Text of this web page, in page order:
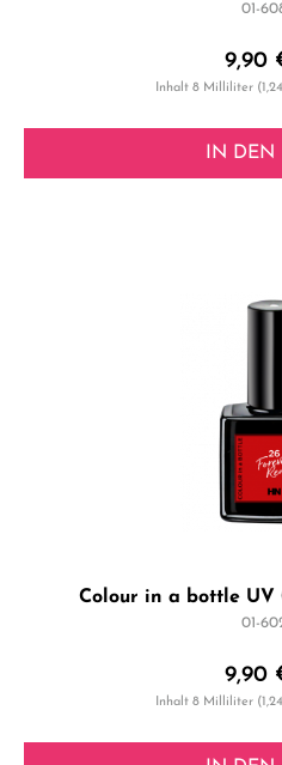
01-
9,90
Inhalt8 Milliliter
IN DEN
Colour in a bottle UV
01-
9,90
Inhalt8 Milliliter